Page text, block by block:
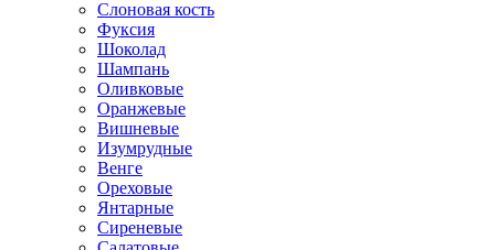
Слоновая кость
Фуксия
Шоколад
Шампань
Оливковые
Оранжевые
Вишневые
Изумрудные
Венге
Ореховые
Янтарные
Сиреневые